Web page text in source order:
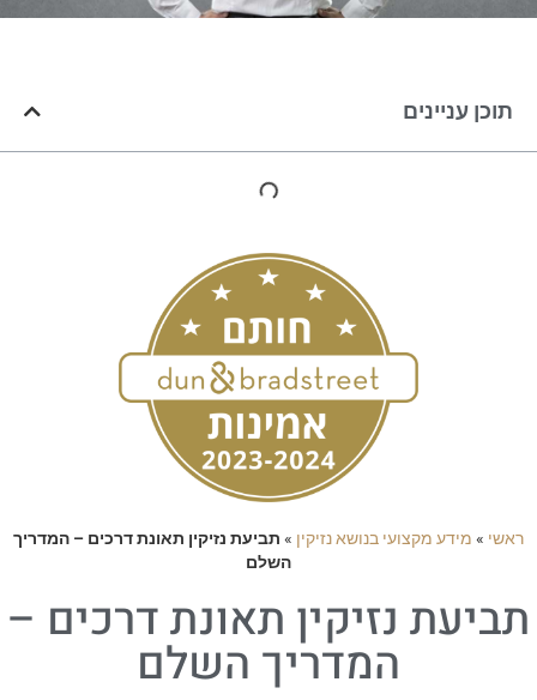
תוכן עניינים
ראשי » מידע מקצועי בנושא נזיקין » תביעת נזיקין תאונת דרכים – המדריך
השלם
תביעת נזיקין תאונת דרכים –
המדריך השלם